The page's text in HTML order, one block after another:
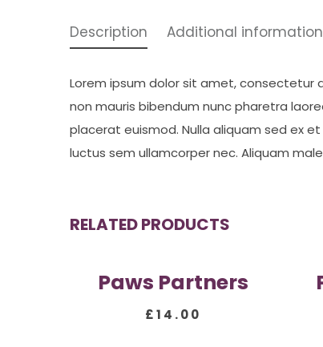
Description Additional information
Lorem ipsum dolor sit amet, consectetur
non mauris bibendum nunc pharetra
placerat euismod. Nulla aliquam sed ex
luctus sem ullamcorper nec. Aliquam
RELATED PRODUCTS
Paws Partners
£14.00